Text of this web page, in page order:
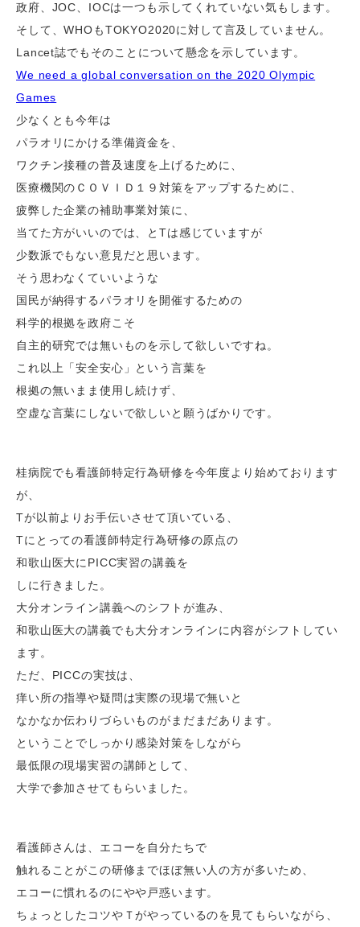
政府、JOC、IOCは一つも示してくれていない気もします。
そして、WHOもTOKYO2020に対して言及していません。
Lancet誌でもそのことについて懸念を示しています。
We need a global conversation on the 2020 Olympic
Games
少なくとも今年は
パラオリにかける準備資金を、
ワクチン接種の普及速度を上げるために、
医療機関のＣＯＶＩＤ１９対策をアップするために、
疲弊した企業の補助事業対策に、
当てた方がいいのでは、とTは感じていますが
少数派でもない意見だと思います。
そう思わなくていいような
国民が納得するパラオリを開催するための
科学的根拠を政府こそ
自主的研究では無いものを示して欲しいですね。
これ以上「安全安心」という言葉を
根拠の無いまま使用し続けず、
空虚な言葉にしないで欲しいと願うばかりです。
桂病院でも看護師特定行為研修を今年度より始めております
が、
Tが以前よりお手伝いさせて頂いている、
Tにとっての看護師特定行為研修の原点の
和歌山医大にPICC実習の講義を
しに行きました。
大分オンライン講義へのシフトが進み、
和歌山医大の講義でも大分オンラインに内容がシフトしてい
ます。
ただ、PICCの実技は、
痒い所の指導や疑問は実際の現場で無いと
なかなか伝わりづらいものがまだまだあります。
ということでしっかり感染対策をしながら
最低限の現場実習の講師として、
大学で参加させてもらいました。
看護師さんは、エコーを自分たちで
触れることがこの研修までほぼ無い人の方が多いため、
エコーに慣れるのにやや戸惑います。
ちょっとしたコツやＴがやっているのを見てもらいながら、